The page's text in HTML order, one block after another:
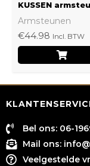
KUSSEN
Armsteunen
€44.98 Incl. BTW
Bel ons: 06-
Mail ons:
Veelgestelde